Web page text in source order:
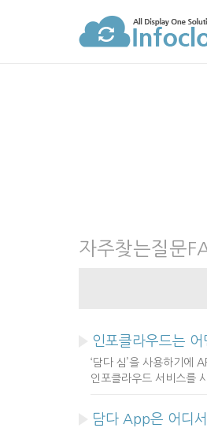
자주찾는질문
인포클라우드는 어
‘담다 심’을 사용하기에
인포클라우드 서비스를
담다 App은 어디